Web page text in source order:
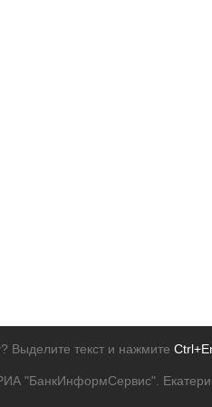
Выделите текст и нажмите
"БанкИнформСервис".